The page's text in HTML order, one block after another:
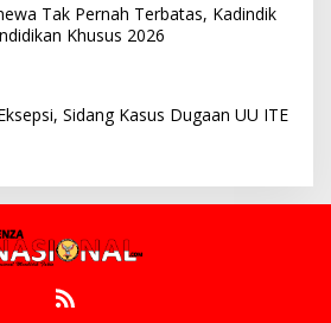
Tak Pernah Terbatas, Kadindik
Khusus 2026
Sidang Kasus Dugaan UU ITE